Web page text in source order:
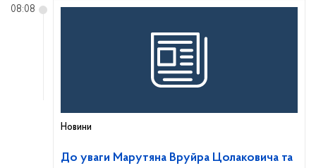
Новини
До уваги Марутяна Вруйра Цолаковича та
08:08